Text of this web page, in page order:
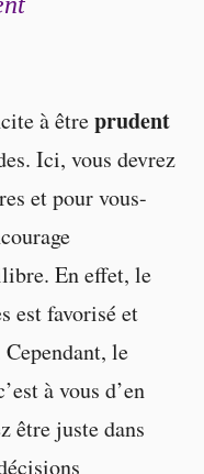
à êtreprudent
Ici, vous devrez
et pour vous-
En effet, le
est favorisé et
le
à vous d’en
être juste dans